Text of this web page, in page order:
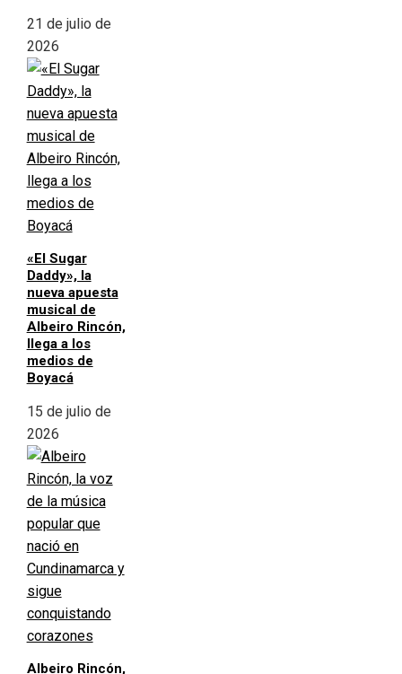
21 de julio de
2026
«El Sugar
Daddy», la
nueva apuesta
musical de
Albeiro Rincón,
llega a los
medios de
Boyacá
15 de julio de
2026
Albeiro Rincón,